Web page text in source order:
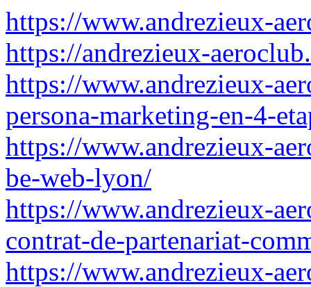
https://www.andrezieux-
https://andrezieux-
https://www.andrezieux-
persona-marketing-en-4-
https://www.andrezieux-
be-web-lyon/
https://www.andrezieux-
contrat-de-partenariat-
https://www.andrezieux-